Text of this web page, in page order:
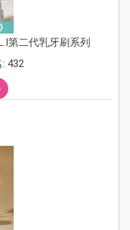
第二代乳牙刷系列
432